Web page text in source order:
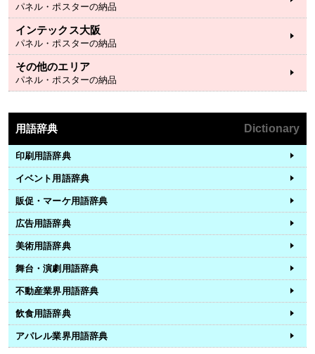
パネル・ポスターの納品
インテックス大阪
パネル・ポスターの納品
その他のエリア
パネル・ポスターの納品
用語辞典 Dictionary
印刷用語辞典
イベント用語辞典
販促・マーケ用語辞典
広告用語辞典
美術用語辞典
舞台・演劇用語辞典
不動産業界用語辞典
飲食用語辞典
アパレル業界用語辞典